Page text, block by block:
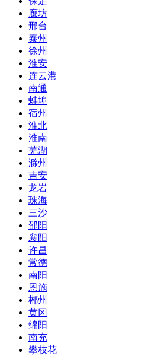
廊坊
邢台
泰州
徐州
淮安
连云港
南通
蚌埠
宿州
淮北
淮南
芜湖
滁州
吉安
龙岩
珠海
三沙
邵阳
襄阳
许昌
常德
南阳
恩施
郴州
黄冈
绵阳
南充
攀枝花